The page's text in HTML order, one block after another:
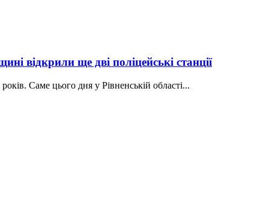
відкрили ще дві поліцейські станції
Саме цього дня у Рівненській області...